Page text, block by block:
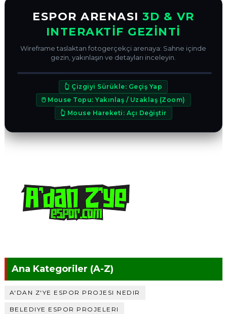
ESPOR ARENASI3D & VR
INTERAKTİF GEZİNTİ
Wireframe taslaktan fotogerçekçi arenaya: Sahne içinde
gezin, yakınlaşın ve detayları inceleyin.
VR 360° CANLI BAKIŞ MODU
ÖNCE (WIREFRAME) SONRA (3D RENDER)
↔
👆 Çizgiyi Sürükle: Geçiş Yap
🖰 Mouse Topu: Yakınlaş / Uzaklaş (Zoom)
👆 Mouse Hareketi: Açı Değiştir
Ana Kategoriler (A-Z)
A'DAN Z'YE ESPOR PROJESI NEDIR
BELEDIYE ESPOR PROJELERI